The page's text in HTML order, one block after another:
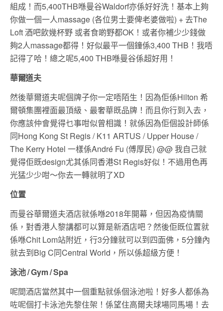
組成！而5,400THB喺曼谷Waldorf亦係好好洗！基本上夠
你做一個一人massage (各位男士要俾老婆做啦) + 去The
Loft 酒吧飲幾杯野 或者食啲野都OK！或者你補少少錢做
夠2人massage都得！好似最平一個鐘係3,400 THB！我唔
記得了哈！總之呢5,400 THB喺曼谷係超好用！
華爾道夫
然後華爾道夫呢個牌子你一定唔陌生！因為佢係Hilton 希
爾頓集團裡面最頂級、最奢華既品牌！而且你行到入去，
你應該仲會覺得乜事咁似曾相識！就係因為佢個設計師係
同Hong Kong St Regis / K11 ARTUS / Upper House /
The Kerry Hotel 一樣係André Fu (傅厚民) @@ 我自己就
覺得佢既design尤其係同香港St Regis好似！不過用色再
光猛少少咁～你去一轉就明了XD
位置
而曼谷華爾道夫酒店就係喺2018年開幕，但因為疫情關
係，對香港人黎講都可以算是新酒店吧？然後佢既位置就
係喺Chit Lom站附近，行3分鐘就可以到四面佛，5分鐘內
就去到Big C同Central World，所以係超級方便！
泳池 / Gym / Spa
呢間酒店當然其中一個重點就係個泳池啦！好多人都係為
咗呢個打卡泳池先黎住架！係望住高爾夫球場同馬場！去